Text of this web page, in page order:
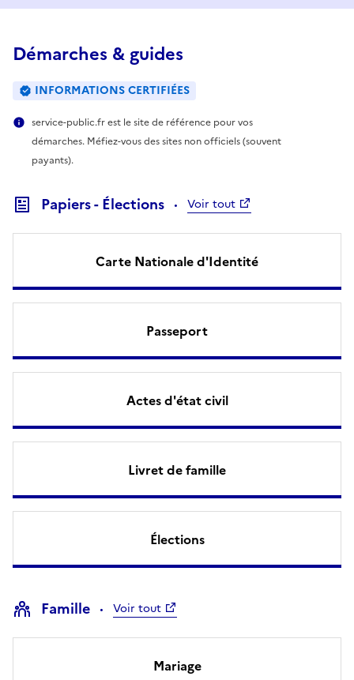
Démarches & guides
INFORMATIONS CERTIFIÉES
service-public.fr est le site de référence pour vos
démarches. Méfiez-vous des sites non officiels (souvent
payants).
Papiers - Élections Voir tout
Carte Nationale d'Identité
Passeport
Actes d'état civil
Livret de famille
Élections
Famille Voir tout
Mariage